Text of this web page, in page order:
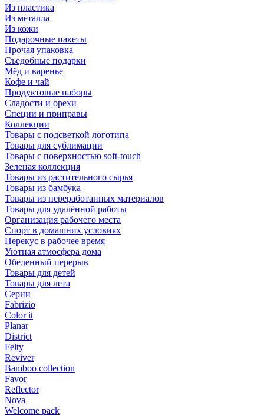
Из пластика
Из металла
Из кожи
Подарочные пакеты
Прочая упаковка
Съедобные подарки
Мёд и варенье
Кофе и чай
Продуктовые наборы
Сладости и орехи
Специи и приправы
Коллекции
Товары с подсветкой логотипа
Товары для сублимации
Товары с поверхностью soft-touch
Зеленая коллекция
Товары из растительного сырья
Товары из бамбука
Товары из переработанных материалов
Товары для удалённой работы
Организация рабочего места
Спорт в домашних условиях
Перекус в рабочее время
Уютная атмосфера дома
Обеденный перерыв
Товары для детей
Товары для лета
Серии
Fabrizio
Color it
Planar
District
Felty
Reviver
Bamboo collection
Favor
Reflector
Nova
Welcome pack